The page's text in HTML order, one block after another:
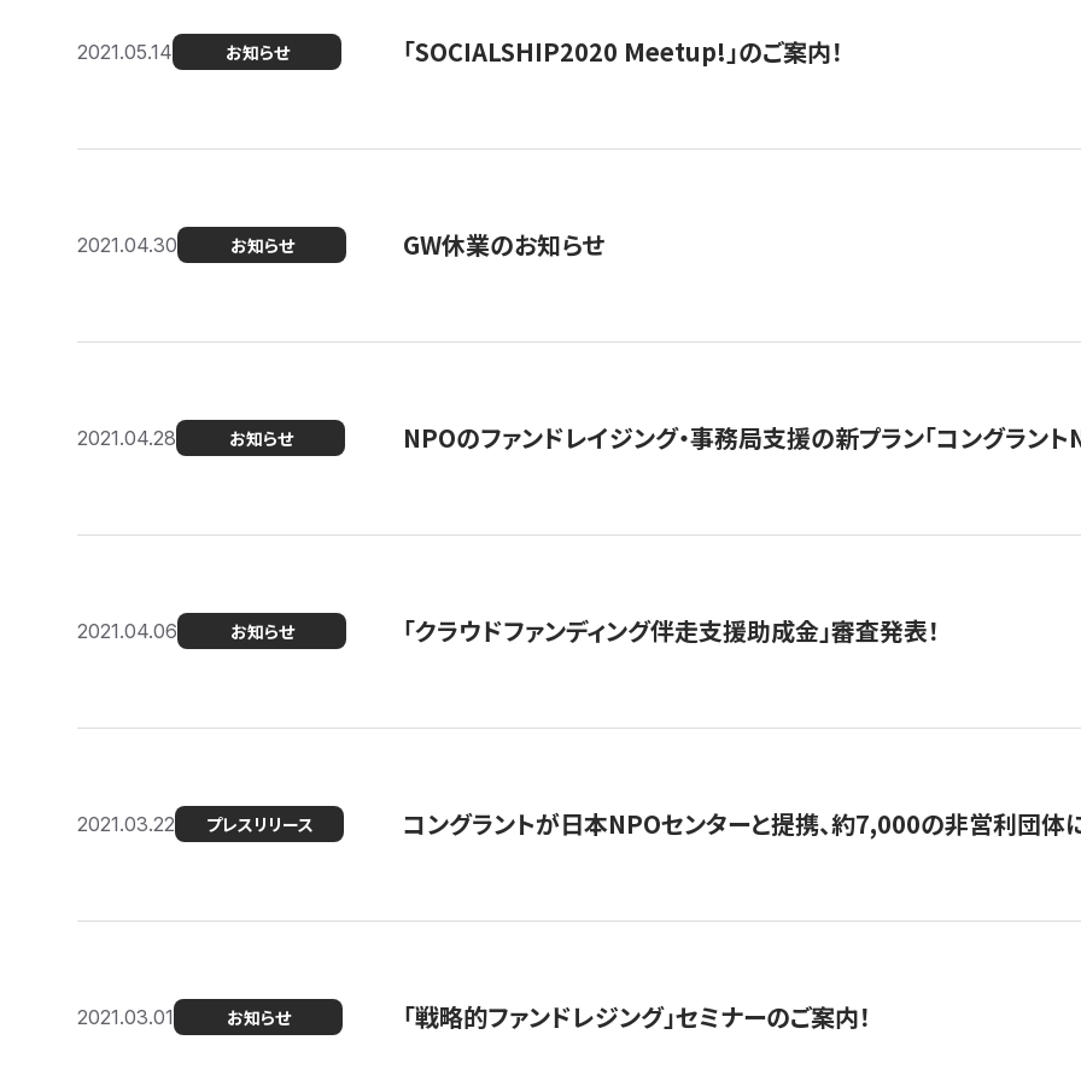
2021.05.14 お知らせ 「SOCIALSHIP2020 Meetup!」のご案内！
2021.04.30 お知らせ GW休業のお知らせ
2021.04.28 お知らせ NPOのファンドレイジング・事務局支援の新プラン「コングラント
2021.04.06 お知らせ 「クラウドファンディング伴走支援助成金」審査発表！
2021.03.22 プレスリリース コングラントが日本NPOセンターと提携、約7,000の非営利団体
2021.03.01 お知らせ 「戦略的ファンドレジング」セミナーのご案内！